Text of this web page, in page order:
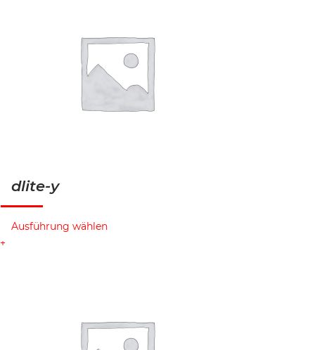
dlite-y
Ausführung wählen